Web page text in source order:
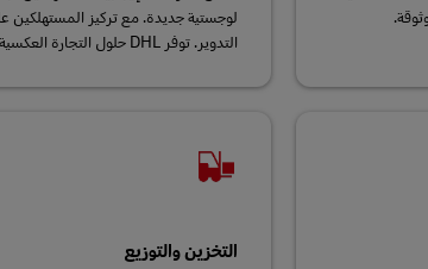
لوجستية جديدة. مع تركيز المستهلكين
التدوير. توفر DHL حلول التجارة العكسية المبتكرة.
التخزين والتوزيع